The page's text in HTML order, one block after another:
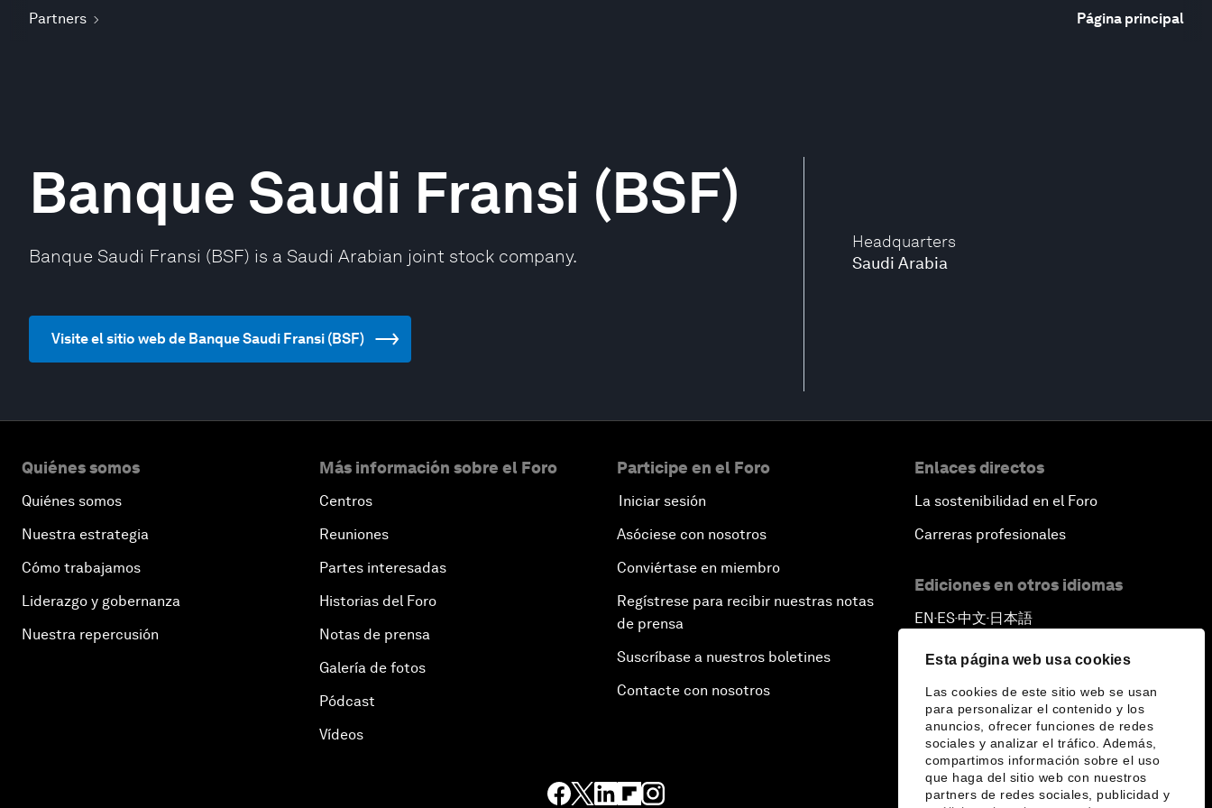
Esta página web usa cookies
Las cookies de este sitio web se usan
para personalizar el contenido y los
anuncios, ofrecer funciones de redes
sociales y analizar el tráfico. Además,
compartimos información sobre el uso
que haga del sitio web con nuestros
partners de redes sociales, publicidad y
Partners Página principal
Headquarters
Saudi Arabia
Banque Saudi Fransi (BSF)
Banque Saudi Fransi (BSF) is a Saudi Arabian joint stock company.
Visite el sitio web de Banque Saudi Fransi (BSF)
Quiénes somos
Quiénes somos
Nuestra estrategia
Cómo trabajamos
Liderazgo y gobernanza
Nuestra repercusión
Más información sobre el Foro
Centros
Reuniones
Partes interesadas
Historias del Foro
Notas de prensa
Galería de fotos
Pódcast
Vídeos
Participe en el Foro
Iniciar sesión
Asóciese con nosotros
Conviértase en miembro
Regístrese para recibir nuestras notas
de prensa
Suscríbase a nuestros boletines
Contacte con nosotros
Enlaces directos
La sostenibilidad en el Foro
Carreras profesionales
Ediciones en otros idiomas
EN ▪ES▪中文▪ 日本語